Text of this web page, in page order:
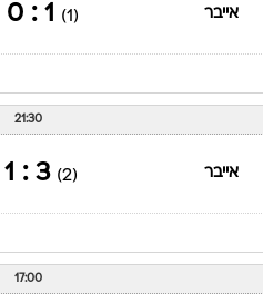
אייבר (1)
1 : 0
21:30
אייבר (2)
3 : 1
17:00